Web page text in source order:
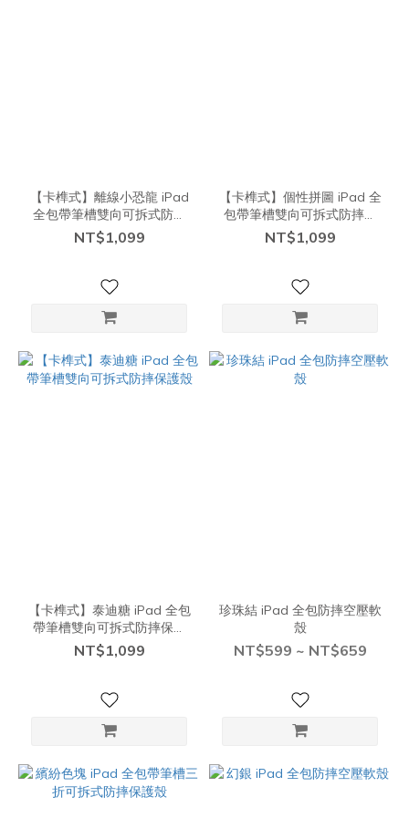
【卡榫式】離線小恐龍 iPad
全包帶筆槽雙向可拆式防摔
保護殼
NT$1,099
【卡榫式】個性拼圖 iPad 全
包帶筆槽雙向可拆式防摔保
護殼
NT$1,099
【卡榫式】泰迪糖 iPad 全包
帶筆槽雙向可拆式防摔保護
殼
NT$1,099
珍珠結 iPad 全包防摔空壓軟
殼
NT$599 ~ NT$659